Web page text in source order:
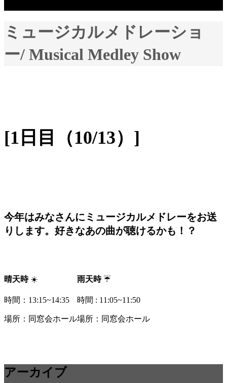
ミュージカルメドレーショ
ー/ Musical Medley Show
[1日目（10/13）]
今年はみなさんにミュージカルメドレーをお送
りします。好きなあの曲が聴けるかも！？
晴天時☀️
時間：13:15~14:35
場所：同窓会ホール
雨天時☔
時間 : 11:05~11:50
場所：同窓会ホール
アーカイブ